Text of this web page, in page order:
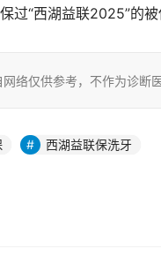
过“西湖益联2025”的
网络仅供参考，不作为诊断
西湖益联保洗牙